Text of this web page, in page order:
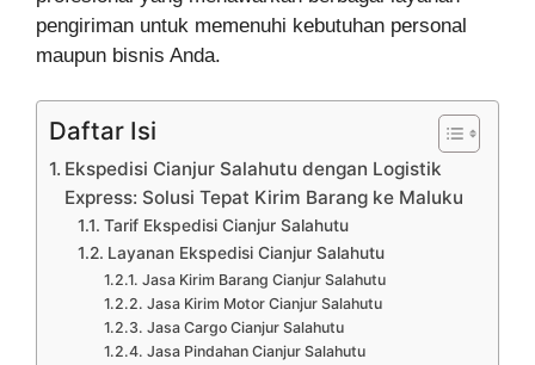
pengiriman untuk memenuhi kebutuhan personal
maupun bisnis Anda.
Daftar Isi
Ekspedisi Cianjur Salahutu dengan Logistik
Express: Solusi Tepat Kirim Barang ke Maluku
Tarif Ekspedisi Cianjur Salahutu
Layanan Ekspedisi Cianjur Salahutu
Jasa Kirim Barang Cianjur Salahutu
Jasa Kirim Motor Cianjur Salahutu
Jasa Cargo Cianjur Salahutu
Jasa Pindahan Cianjur Salahutu